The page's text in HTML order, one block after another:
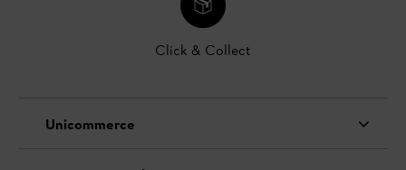
Click & Collect
Unicommerce